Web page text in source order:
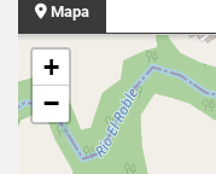
Mapa
+
−